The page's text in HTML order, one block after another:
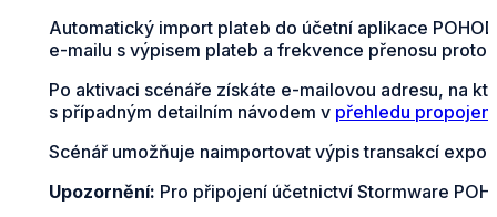
Automatický import plateb do účetní aplikace
e-mailu s výpisem plateb a frekvence přenosu proto
Po aktivaci scénáře získáte e-mailovou adresu, na
s případným detailním návodem v přehledu propojení
Scénář umožňuje naimportovat výpis transakcí
Upozornění: Pro připojení účetnictví Stormware